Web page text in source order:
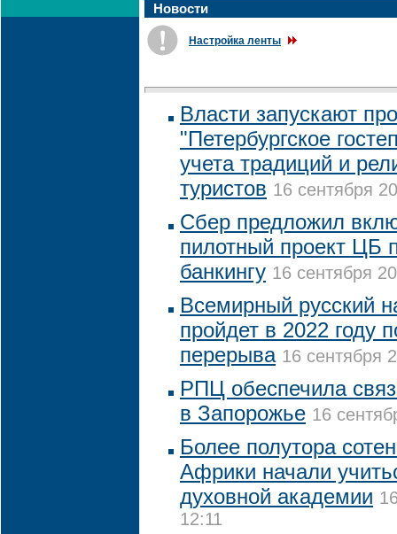
Новости
Настройка ленты
Власти запускают
"Петербургское
учета традиций и
туристов 16 сентября
Сбер предложил
пилотный проект ЦБ
банкингу 16 сентября
Всемирный русский
пройдет в 2022 году
перерыва 16 сентября
РПЦ обеспечила
в Запорожье 16
Более полутора
Африки начали
духовной академии
12:11